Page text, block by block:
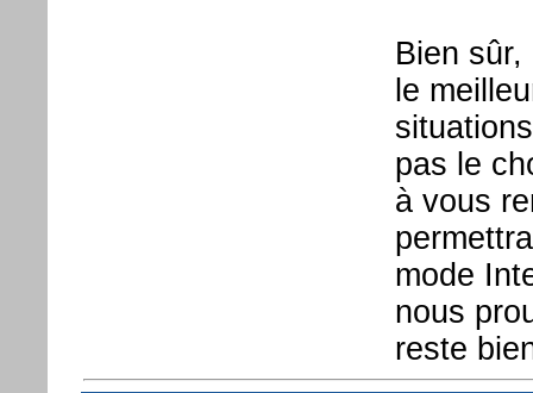
Bien
le
pas le
à vous
mode
nous
reste